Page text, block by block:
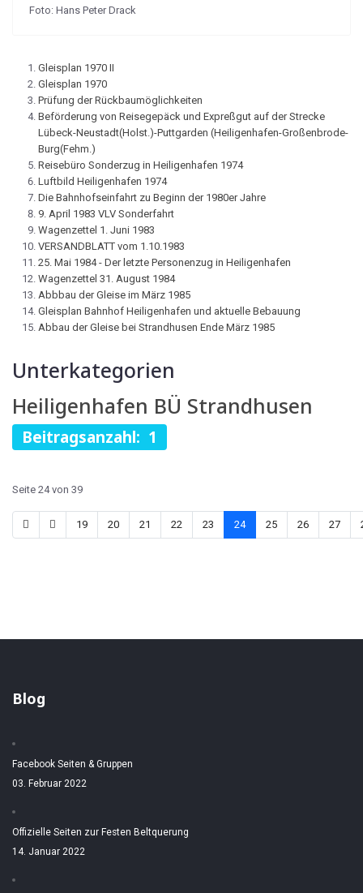
Foto: Hans Peter Drack
Gleisplan 1970 II
Gleisplan 1970
Prüfung der Rückbaumöglichkeiten
Beförderung von Reisegepäck und Expreßgut auf der Strecke
Lübeck-Neustadt(Holst.)-Puttgarden (Heiligenhafen-Großenbrode-
Burg(Fehm.)
Reisebüro Sonderzug in Heiligenhafen 1974
Luftbild Heiligenhafen 1974
Die Bahnhofseinfahrt zu Beginn der 1980er Jahre
9. April 1983 VLV Sonderfahrt
Wagenzettel 1. Juni 1983
VERSANDBLATT vom 1.10.1983
25. Mai 1984 - Der letzte Personenzug in Heiligenhafen
Wagenzettel 31. August 1984
Abbbau der Gleise im März 1985
Gleisplan Bahnhof Heiligenhafen und aktuelle Bebauung
Abbau der Gleise bei Strandhusen Ende März 1985
Unterkategorien
Heiligenhafen BÜ Strandhusen
Beitragsanzahl: 1
Seite 24 von 39
19 20 21 22 23 24 25 26 27
Blog
Facebook Seiten & Gruppen
03. Februar 2022
Offizielle Seiten zur Festen Beltquerung
14. Januar 2022